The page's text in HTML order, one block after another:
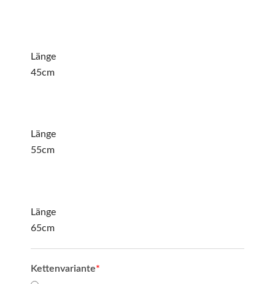
Länge
45cm
Länge
55cm
Länge
65cm
*
Kettenvariante